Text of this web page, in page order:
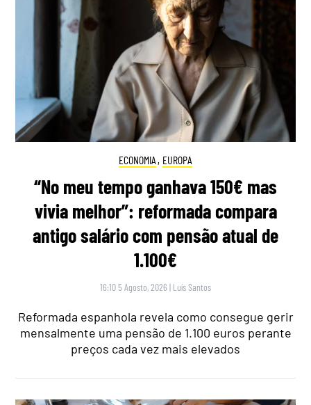
ECONOMIA , EUROPA
“No meu tempo ganhava 150€ mas
vivia melhor”: reformada compara
antigo salário com pensão atual de
1.100€
16:10 5 Agosto, 2026 | Luís Santos
Reformada espanhola revela como consegue gerir
mensalmente uma pensão de 1.100 euros perante
preços cada vez mais elevados